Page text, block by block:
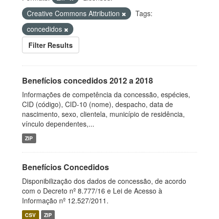
Creative Commons Attribution
Tags:
concedidos
Filter Results
Benefícios concedidos 2012 a 2018
Informações de competência da concessão, espécies,
CID (código), CID-10 (nome), despacho, data de
nascimento, sexo, clientela, município de residência,
vínculo dependentes,...
ZIP
Benefícios Concedidos
Disponibilização dos dados de concessão, de acordo
com o Decreto nº 8.777/16 e Lei de Acesso à
Informação nº 12.527/2011.
CSV ZIP